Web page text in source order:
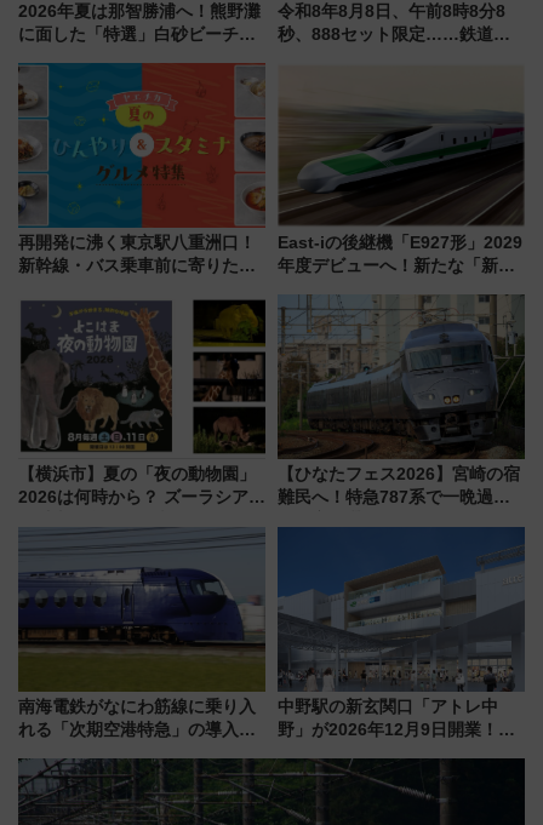
2026年夏は那智勝浦へ！熊野灘
に面した「特選」白砂ビーチは
会」は8月11日開催！
令和8年8月8日、午前8時8分8
秒、888セット限定……鉄道各
再開発に沸く東京駅八重洲口！
新幹線・バス乗車前に寄りたい
やり＆スタミナグルメ」6選【新
店舗も！】
East-iの後継機「E927形」2029
年度デビューへ！新たな「新幹
説【JR東日本】
【横浜市】夏の「夜の動物園」
2026は何時から？ ズーラシア・
見どころ、限定イベントを徹底
解説！
【ひなたフェス2026】宮崎の宿
難民へ！特急787系で一晩過ご
南海電鉄がなにわ筋線に乗り入
れる「次期空港特急」の導入を
日本初の鉄道デザイン
中野駅の新玄関口「アトレ中
野」が2026年12月9日開業！新
注目スポット